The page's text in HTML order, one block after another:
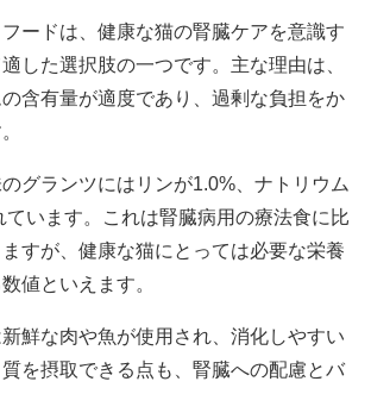
ードは、健康な猫の腎臓ケアを意識す
した選択肢の一つです。主な理由は、
含有量が適度であり、過剰な負担をか
グランツにはリンが1.0%、ナトリウム
ています。これは腎臓病用の療法食に比
すが、健康な猫にとっては必要な栄養
値といえます。
鮮な肉や魚が使用され、消化しやすい
を摂取できる点も、腎臓への配慮とバ